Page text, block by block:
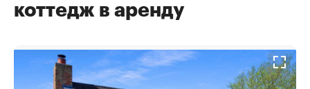
коттедж в аренду